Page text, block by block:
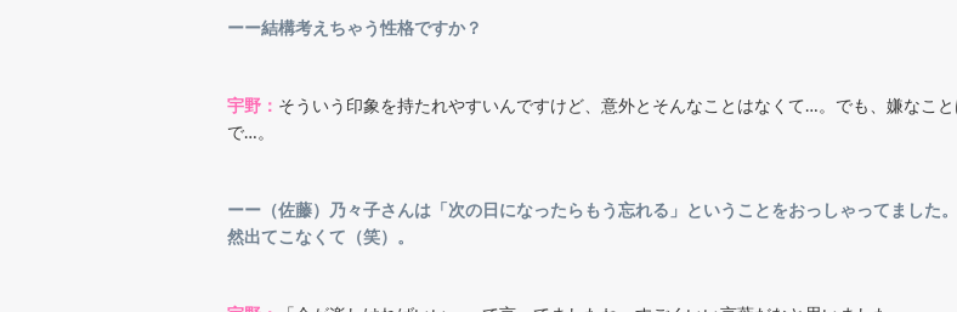
ーー結構考えちゃう性格ですか？
宇野： そういう印象を持たれやすいんですけど、意外とそんなことはなくて…。でも、嫌なこ
で…。
ーー（佐藤）乃々子さんは「次の日になったらもう忘れる」ということをおっしゃってました
然出てこなくて（笑）。